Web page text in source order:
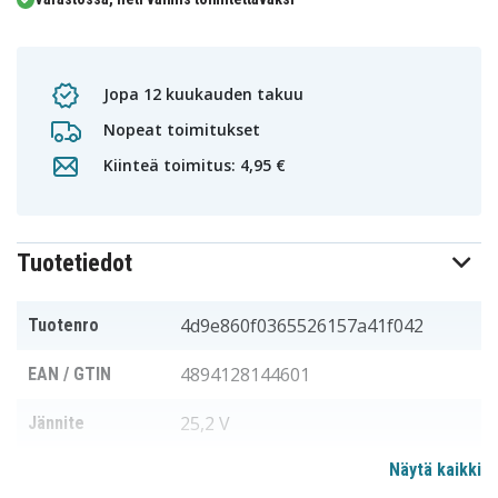
Jopa 12 kuukauden takuu
Nopeat toimitukset
Kiinteä toimitus: 4,95 €
Tuotetiedot
Tuotenro 4d9e860f0365526157a41f042
EAN / GTIN 4894128144601
Jännite 25,2 V
Näytä kaikki